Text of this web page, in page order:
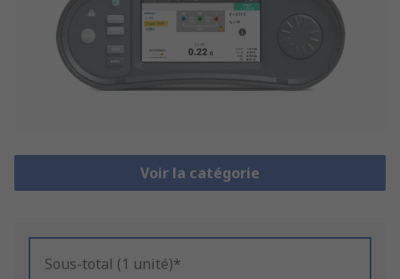
Voir la catégorie
Sous-total (1 unité)*